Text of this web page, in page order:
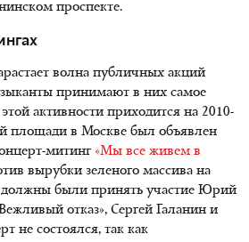
проспекте.
волна публичных акций
принимают в них самое
активности приходится на 2010-
площади в Москве был объявлен
митинг «Мы все живем в
вырубки зеленого массива на
должны были принять участие Юрий
отказ», Сергей Галанин и
не состоялся, так как